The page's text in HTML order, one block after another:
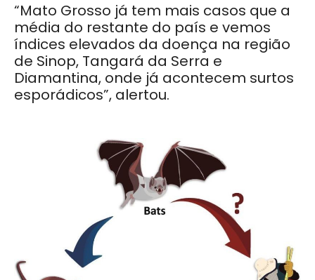
“Mato Grosso já tem mais casos que a
média do restante do país e vemos
índices elevados da doença na região
de Sinop, Tangará da Serra e
Diamantina, onde já acontecem surtos
esporádicos”, alertou.